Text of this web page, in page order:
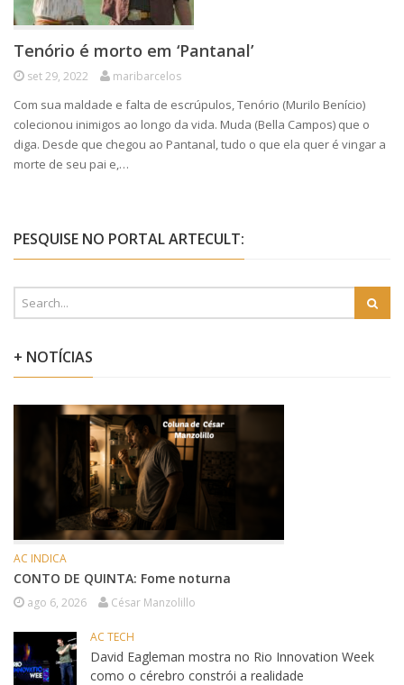
Tenório é morto em ‘Pantanal’
set 29, 2022 maribarcelos
Com sua maldade e falta de escrúpulos, Tenório (Murilo Benício)
colecionou inimigos ao longo da vida. Muda (Bella Campos) que o
diga. Desde que chegou ao Pantanal, tudo o que ela quer é vingar a
morte de seu pai e,…
PESQUISE NO PORTAL ARTECULT:
+ NOTÍCIAS
AC INDICA
CONTO DE QUINTA: Fome noturna
ago 6, 2026 César Manzolillo
AC TECH
David Eagleman mostra no Rio Innovation Week
como o cérebro constrói a realidade